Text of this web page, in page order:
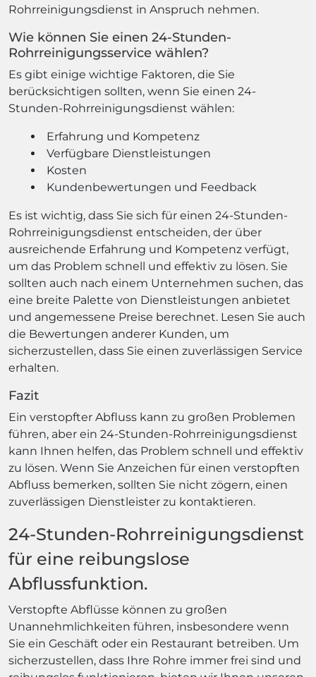
Rohrreinigungsdienst in Anspruch nehmen.
Wie können Sie einen 24-Stunden-
Rohrreinigungsservice wählen?
Es gibt einige wichtige Faktoren, die Sie
berücksichtigen sollten, wenn Sie einen 24-
Stunden-Rohrreinigungsdienst wählen:
Erfahrung und Kompetenz
Verfügbare Dienstleistungen
Kosten
Kundenbewertungen und Feedback
Es ist wichtig, dass Sie sich für einen 24-Stunden-
Rohrreinigungsdienst entscheiden, der über
ausreichende Erfahrung und Kompetenz verfügt,
um das Problem schnell und effektiv zu lösen. Sie
sollten auch nach einem Unternehmen suchen, das
eine breite Palette von Dienstleistungen anbietet
und angemessene Preise berechnet. Lesen Sie auch
die Bewertungen anderer Kunden, um
sicherzustellen, dass Sie einen zuverlässigen Service
erhalten.
Fazit
Ein verstopfter Abfluss kann zu großen Problemen
führen, aber ein 24-Stunden-Rohrreinigungsdienst
kann Ihnen helfen, das Problem schnell und effektiv
zu lösen. Wenn Sie Anzeichen für einen verstopften
Abfluss bemerken, sollten Sie nicht zögern, einen
zuverlässigen Dienstleister zu kontaktieren.
24-Stunden-Rohrreinigungsdienst
für eine reibungslose
Abflussfunktion.
Verstopfte Abflüsse können zu großen
Unannehmlichkeiten führen, insbesondere wenn
Sie ein Geschäft oder ein Restaurant betreiben. Um
sicherzustellen, dass Ihre Rohre immer frei sind und